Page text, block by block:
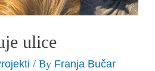
ulice
/ By Franja Bučar